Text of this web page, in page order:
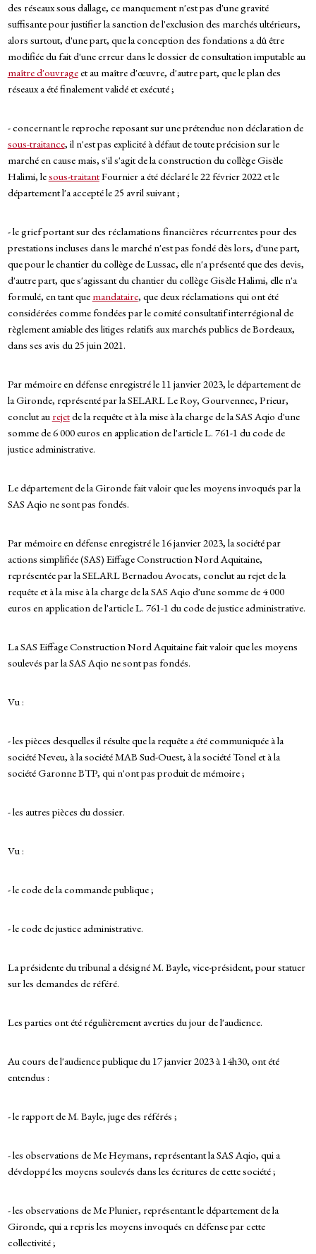
des réseaux sous dallage, ce manquement n'est pas d'une gravité
suffisante pour justifier la sanction de l'exclusion des marchés ultérieurs,
alors surtout, d'une part, que la conception des fondations a dû être
modifiée du fait d'une erreur dans le dossier de consultation imputable au
maître d'ouvrageet au maître d'œuvre, d'autre part, que le plan des
réseaux a été finalement validé et exécuté ;
- concernant le reproche reposant sur une prétendue non déclaration de
sous-traitance, il n'est pas explicité à défaut de toute précision sur le
marché en cause mais, s'il s'agit de la construction du collège Gisèle
Halimi, lesous-traitantFournier a été déclaré le 22 février 2022 et le
département l'a accepté le 25 avril suivant ;
- le grief portant sur des réclamations financières récurrentes pour des
prestations incluses dans le marché n'est pas fondé dès lors, d'une part,
que pour le chantier du collège de Lussac, elle n'a présenté que des devis,
d'autre part, que s'agissant du chantier du collège Gisèle Halimi, elle n'a
formulé, en tant que mandataire, que deux réclamations qui ont été
considérées comme fondées par le comité consultatif interrégional de
règlement amiable des litiges relatifs aux marchés publics de Bordeaux,
dans ses avis du 25 juin 2021.
Par mémoire en défense enregistré le 11 janvier 2023, le département de
la Gironde, représenté par la SELARL Le Roy, Gourvennec, Prieur,
conclut au rejetde la requête et à la mise à la charge de la SAS Aqio d'une
somme de 6 000 euros en application de l'article L. 761-1 du code de
justice administrative.
Le département de la Gironde fait valoir que les moyens invoqués par la
SAS Aqio ne sont pas fondés.
Par mémoire en défense enregistré le 16 janvier 2023, la société par
actions simplifiée (SAS) Eiffage Construction Nord Aquitaine,
représentée par la SELARL Bernadou Avocats, conclut au rejet de la
requête et à la mise à la charge de la SAS Aqio d'une somme de 4 000
euros en application de l'article L. 761-1 du code de justice administrative.
La SAS Eiffage Construction Nord Aquitaine fait valoir que les moyens
soulevés par la SAS Aqio ne sont pas fondés.
Vu :
- les pièces desquelles il résulte que la requête a été communiquée à la
société Neveu, à la société MAB Sud-Ouest, à la société Tonel et à la
société Garonne BTP, qui n'ont pas produit de mémoire ;
- les autres pièces du dossier.
Vu :
- le code de la commande publique ;
- le code de justice administrative.
La présidente du tribunal a désigné M. Bayle, vice-président, pour statuer
sur les demandes de référé.
Les parties ont été régulièrement averties du jour de l'audience.
Au cours de l'audience publique du 17 janvier 2023 à 14h30, ont été
entendus :
- le rapport de M. Bayle, juge des référés ;
- les observations de Me Heymans, représentant la SAS Aqio, qui a
développé les moyens soulevés dans les écritures de cette société ;
- les observations de Me Plunier, représentant le département de la
Gironde, qui a repris les moyens invoqués en défense par cette
collectivité ;